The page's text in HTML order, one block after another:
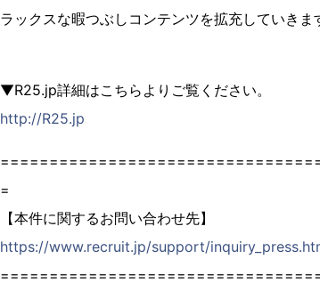
ラックスな暇つぶしコンテンツを拡充していきま
▼R25.jp詳細はこちらよりご覧ください。
http://R25.jp
=
【本件に関するお問い合わせ先】
https://www.recruit.jp/support/